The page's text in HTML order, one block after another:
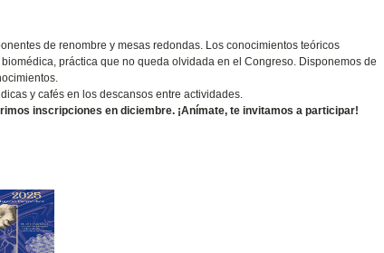
de renombre y mesas redondas. Los conocimientos teóricos
práctica que no queda olvidada en el Congreso. Disponemos de
y cafés en los descansos entre actividades.
inscripciones en diciembre. ¡Anímate, te invitamos a participar!